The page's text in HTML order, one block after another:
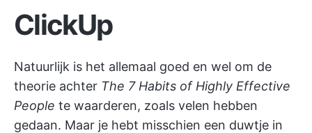
ClickUp
Natuurlijk is het allemaal goed en wel om de
theorie achter The 7 Habits of Highly Effective
People te waarderen, zoals velen hebben
gedaan. Maar je hebt misschien een duwtje in